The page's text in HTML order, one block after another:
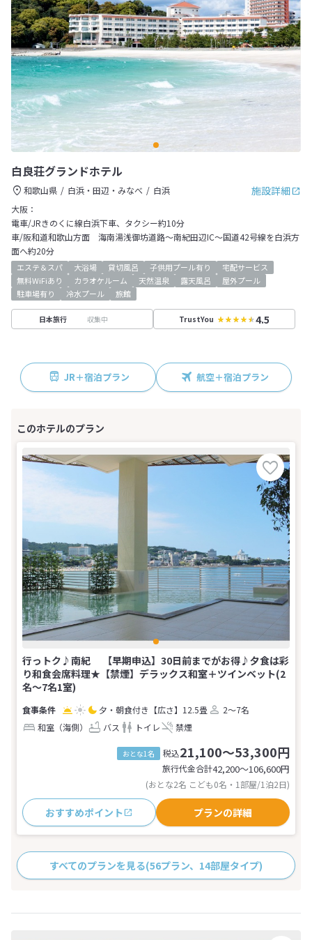
白良荘グランドホテル
施設詳細
和歌山県 白浜・田辺・みなべ
白浜
大阪：
電車/JRきのくに線白浜下車、タクシー約10分
車/阪和道和歌山方面 海南湯浅御坊道路～南紀田辺IC～国道42号線を白浜方
面へ約20分
エステ＆スパ 大浴場 貸切風呂 子供用プール有り
宅配サービス
無料WiFiあり
カラオケルーム 天然温泉 露天風呂
屋外プール
駐車場有り
冷水プール 旅館
日本旅行 収集中 TrustYou 4.5
JR＋宿泊プラン 航空＋宿泊プラン
行っトク♪南紀 【早期申込】30日前までがお得♪夕食は彩
り和食会席料理★【禁煙】デラックス和室＋ツインベット(2
名～7名1室)
夕・朝食付き 【広さ】12.5畳
2～7名
和室（海側）
バス トイレ 禁煙
おとな1名 税込21,100～53,300円
旅行代金合計42,200〜106,600円
(おとな2名 こども0名・1部屋/1泊2日)
おすすめポイント プランの詳細
すべてのプランを見る(56プラン、14部屋タイプ)